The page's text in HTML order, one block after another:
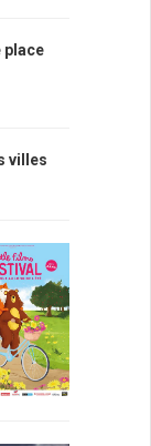
place
villes